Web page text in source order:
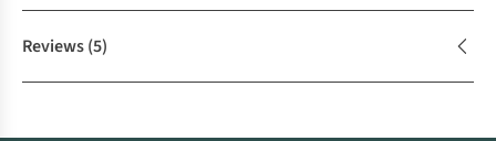
Reviews(5)